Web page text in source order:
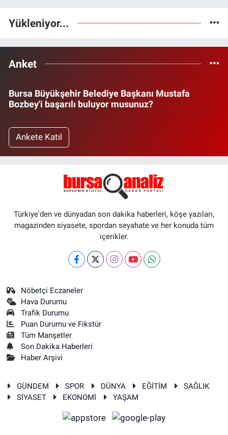
Yükleniyor...
Anket
Bursa Büyükşehir Belediye Başkanı Mustafa
Bozbey'i başarılı buluyor musunuz?
Ankete Katıl
Türkiye'den ve dünyadan son dakika haberleri, köşe yazıları,
magazinden siyasete, spordan seyahate ve her konuda tüm
içerikler.
Nöbetçi Eczaneler
Hava Durumu
Trafik Durumu
Puan Durumu ve Fikstür
Tüm Manşetler
Son Dakika Haberleri
Haber Arşivi
GÜNDEM SPOR DÜNYA EĞİTİM
SAĞLIK
SİYASET
EKONOMİ YAŞAM